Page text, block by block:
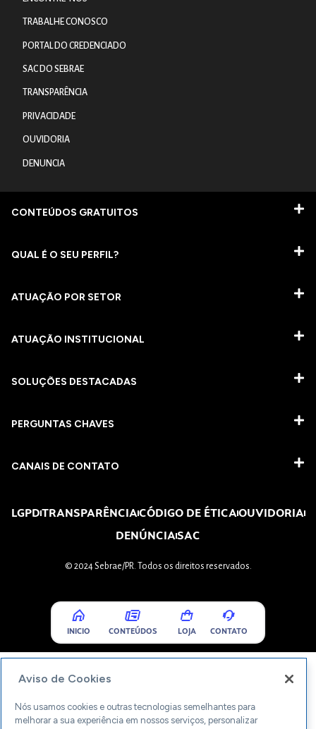
TRABALHE CONOSCO
PORTAL DO CREDENCIADO
SAC DO SEBRAE
TRANSPARÊNCIA
PRIVACIDADE
OUVIDORIA
DENUNCIA
CONTEÚDOS GRATUITOS
QUAL É O SEU PERFIL?
ATUAÇÃO POR SETOR
ATUAÇÃO INSTITUCIONAL
SOLUÇÕES DESTACADAS
PERGUNTAS CHAVES​
CANAIS DE CONTATO
LGPDTRANSPARÊNCIACÓDIGO DE ÉTICAOUVIDORIA
DENÚNCIASAC
© 2024 Sebrae/PR. Todos os direitos reservados.
INICIO CONTEÚDOS LOJA CONTATO
Aviso de Cookies
Nós usamos cookies e outras tecnologias semelhantes para
melhorar a sua experiência em nossos serviços, personalizar